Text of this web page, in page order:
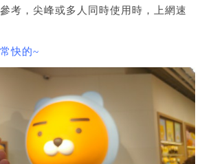
考，尖峰或多人同時使用時，上網速
快的~